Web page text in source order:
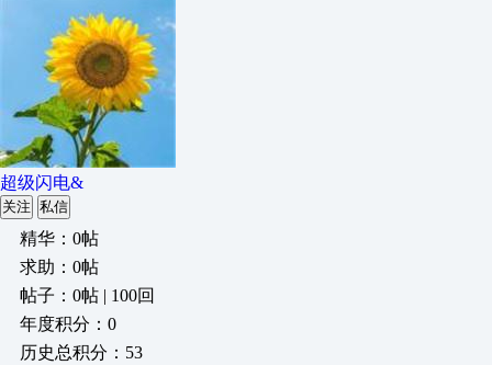
超级闪电&
关注 私信
精华：0帖
求助：0帖
帖子：0帖 | 100回
年度积分：0
历史总积分：53